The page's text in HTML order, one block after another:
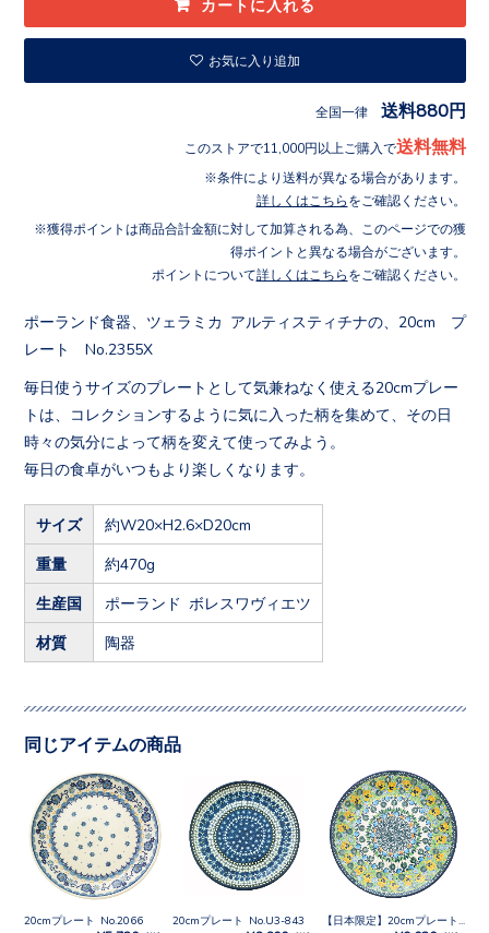
お気に入り追加
全国一律 送料880円
このストアで11,000円以上ご購入で送料無料
条件により送料が異なる場合があります。
詳しくはこちら をご確認ください。
獲得ポイントは商品合計金額に対して加算される為、このページでの獲
得ポイントと異なる場合がございます。
ポイントについて詳しくはこちら をご確認ください。
ポーランド食器、ツェラミカ アルティスティチナの、20cm プ
レート No.2355X
毎日使うサイズのプレートとして気兼ねなく使える20cmプレー
トは、コレクションするように気に入った柄を集めて、その日
時々の気分によって柄を変えて使ってみよう。
毎日の食卓がいつもより楽しくなります。
サイズ 約W20×H2.6×D20cm
重量 約470g
生産国 ポーランド ボレスワヴィエツ
材質 陶器
同じアイテムの商品
20cmプレート No.2066 20cmプレート No.U3-843